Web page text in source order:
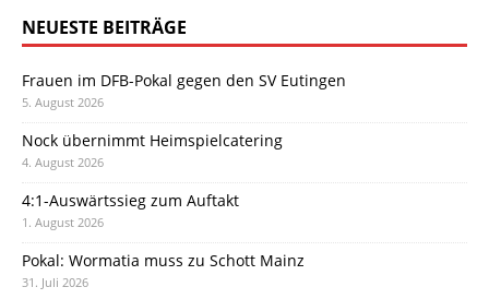
NEUESTE BEITRÄGE
Frauen im DFB-Pokal gegen den SV Eutingen
5. August 2026
Nock übernimmt Heimspielcatering
4. August 2026
4:1-Auswärtssieg zum Auftakt
1. August 2026
Pokal: Wormatia muss zu Schott Mainz
31. Juli 2026